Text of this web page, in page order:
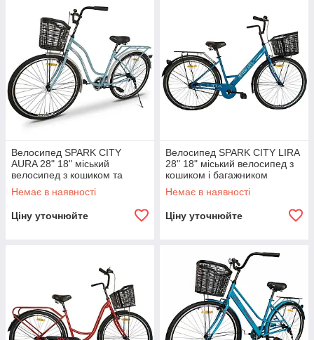
Велосипед SPARK CITY
AURA 28" 18" міський
велосипед з кошиком та
заднім багажником
Немає в наявності
Ціну уточнюйте
Велосипед SPARK CITY LIRA
28" 18" міський велосипед з
кошиком і багажником
Немає в наявності
Ціну уточнюйте